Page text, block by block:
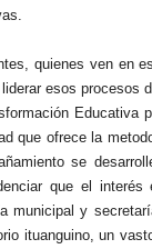
quienes ven en
esos procesos
Educativa
que ofrece la
se
que el
y
ituanguino, un